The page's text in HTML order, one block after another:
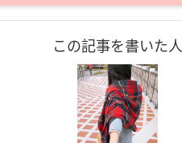
この記事を書いた人